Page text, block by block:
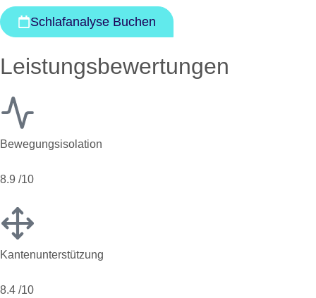
Schlafanalyse Buchen
Leistungsbewertungen
Bewegungsisolation
8.9 /10
Kantenunterstützung
8.4 /10